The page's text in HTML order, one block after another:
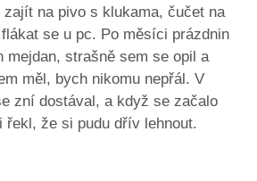
na pivo s klukama, čučet na
se u pc. Po měsíci prázdnin
mejdan, strašně sem se opil a
měl, bych nikomu nepřál. V
zní dostával, a když se začalo
že si pudu dřív lehnout.